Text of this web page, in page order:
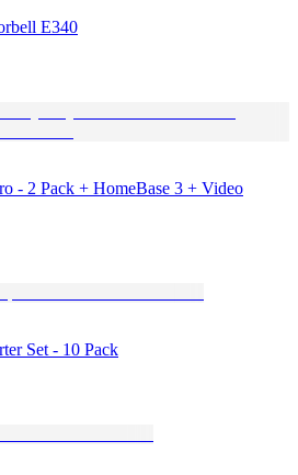
E340
- 2 Pack + HomeBase 3 + Video
Set - 10 Pack